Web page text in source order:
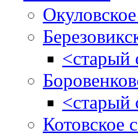
<старый
<старый
Котовское